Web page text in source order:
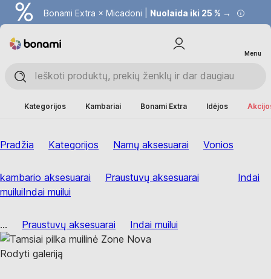
Bonami Extra × Micadoni | Nuolaida iki 25 % →
Menu
Kategorijos Kambariai Bonami Extra Idėjos
Pradžia Kategorijos Namų aksesuarai Vonios
kambario aksesuarai Praustuvų aksesuarai
Indai
muiluiIndai muilui
... Praustuvų aksesuarai Indai muilui
Rodyti galeriją